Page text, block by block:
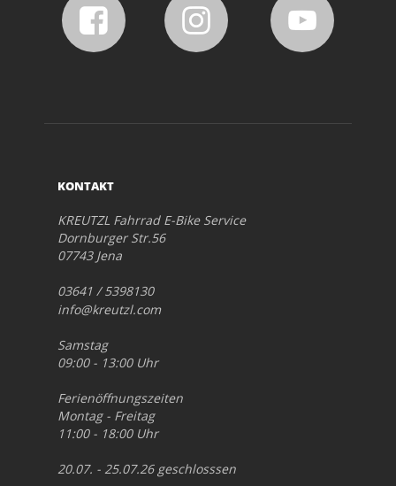
KONTAKT
KREUTZL Fahrrad E-Bike Service
Dornburger Str.56
07743 Jena
03641 / 5398130
info@kreutzl.com
Samstag
09:00 - 13:00 Uhr
Ferienöffnungszeiten
Montag - Freitag
11:00 - 18:00 Uhr
20.07. - 25.07.26 geschlosssen